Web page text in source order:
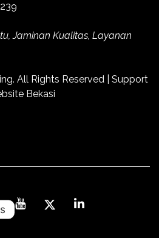
Jaminan Kualitas, Layanan
. All Rights Reserved | Support
Bekasi